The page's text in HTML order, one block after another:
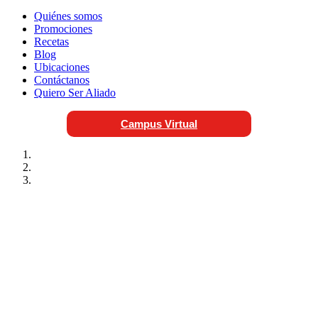
Quiénes somos
Promociones
Recetas
Blog
Ubicaciones
Contáctanos
Quiero Ser Aliado
Campus Virtual